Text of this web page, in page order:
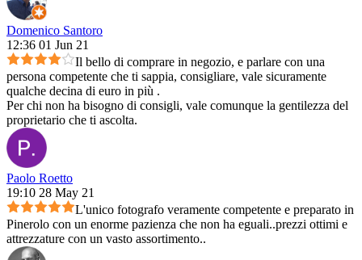
Domenico Santoro
12:36 01 Jun 21
Il bello di comprare in negozio, e parlare con una
persona competente che ti sappia, consigliare, vale sicuramente
qualche decina di euro in più .
Per chi non ha bisogno di consigli, vale comunque la gentilezza del
proprietario che ti ascolta.
Paolo Roetto
19:10 28 May 21
L'unico fotografo veramente competente e preparato in
Pinerolo con un enorme pazienza che non ha eguali..prezzi ottimi e
attrezzature con un vasto assortimento..